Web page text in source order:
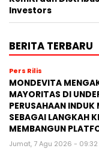
Investors
BERITA TERBARU
Pers Rilis
MONDEVITA
MAYORITAS DI
PERUSAHAAN
SEBAGAI LANGKAH
MEMBANGUN
Jumat, 7 Agu 2026 - 09:32